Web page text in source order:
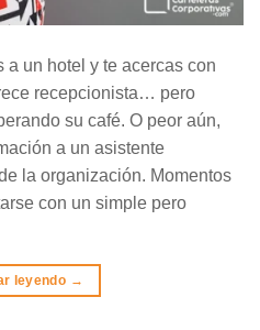
a un hotel y te acercas con
recepcionista… pero
su café. O peor aún,
a un asistente
la organización. Momentos
con un simple pero
leyendo →